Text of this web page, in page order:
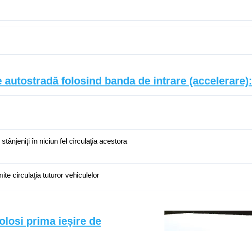
folosind banda de intrare (accelerare):
în niciun fel circulaţia acestora
circulaţia tuturor vehiculelor
prima ieşire de